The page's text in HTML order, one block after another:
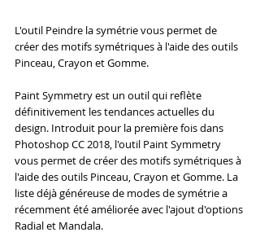
L'outil Peindre la symétrie vous permet de
créer des motifs symétriques à l'aide des outils
Pinceau, Crayon et Gomme.
Paint Symmetry est un outil qui reflète
définitivement les tendances actuelles du
design. Introduit pour la première fois dans
Photoshop CC 2018, l'outil Paint Symmetry
vous permet de créer des motifs symétriques à
l'aide des outils Pinceau, Crayon et Gomme. La
liste déjà généreuse de modes de symétrie a
récemment été améliorée avec l'ajout d'options
Radial et Mandala.